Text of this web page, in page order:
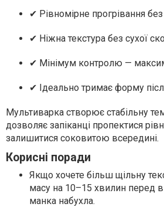
✔ Рівномірне прогрівання
✔ Ніжна текстура без сухої
✔ Мінімум контролю —
✔ Ідеально тримає форму
Мультиварка створює стабільну
дозволяє запіканці пропектися
залишитися соковитою всередині.
Корисні поради
Якщо хочете більш щільну
масу на 10–15 хвилин перед
манка набухла.